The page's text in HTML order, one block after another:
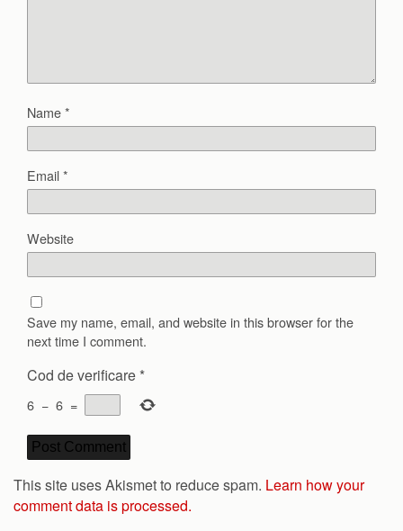
Name*
Email*
Website
Save my name, email, and website in this browser for the
next time I comment.
Cod de verificare *
6 − 6 =
This site uses Akismet to reduce spam. Learn how your
comment data is processed.